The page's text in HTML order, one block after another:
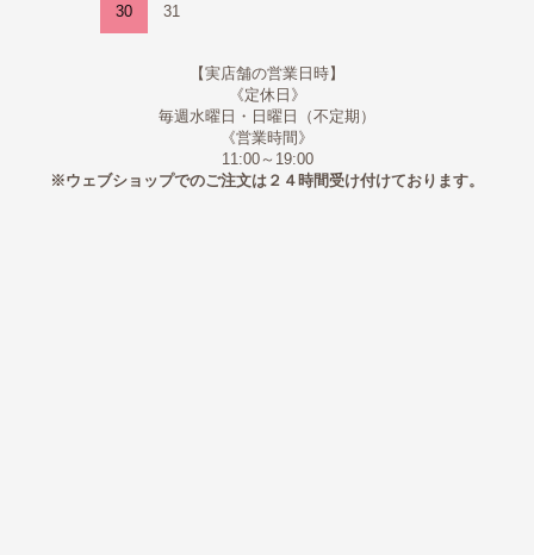
30 31
【実店舗の営業日時】
《定休日》
毎週水曜日・日曜日（不定期）
《営業時間》
11:00～19:00
※ウェブショップでのご注文は２４時間受け付けております。